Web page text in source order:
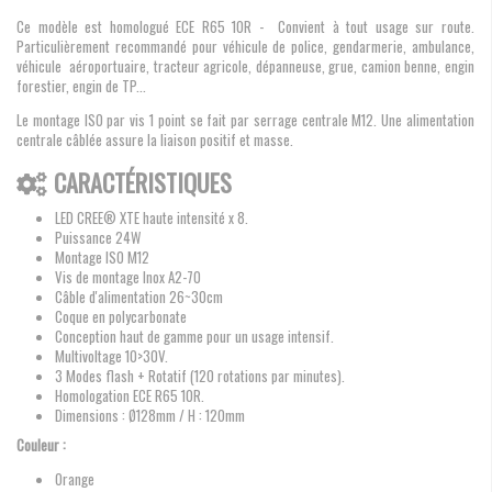
Ce modèle est homologué ECE R65 10R - Convient à tout usage sur route.
Particulièrement recommandé pour véhicule de police, gendarmerie, ambulance,
véhicule aéroportuaire, tracteur agricole, dépanneuse, grue, camion benne, engin
forestier, engin de TP...
Le montage ISO par vis 1 point se fait par serrage centrale M12. Une alimentation
centrale câblée assure la liaison positif et masse.
CARACTÉRISTIQUES
LED CREE® XTE haute intensité x 8.
Puissance 24W
Montage ISO M12
Vis de montage Inox A2-70
Câble d'alimentation 26~30cm
Coque en polycarbonate
Conception haut de gamme pour un usage intensif.
Multivoltage 10>30V.
3 Modes flash + Rotatif (120 rotations par minutes).
Homologation ECE R65 10R.
Dimensions : Ø128mm / H : 120mm
Couleur :
Orange